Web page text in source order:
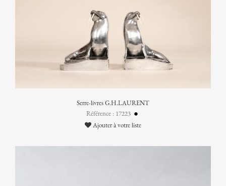
Serre-livres G.H.LAURENT
Référence : 17223
Ajouter à votre liste